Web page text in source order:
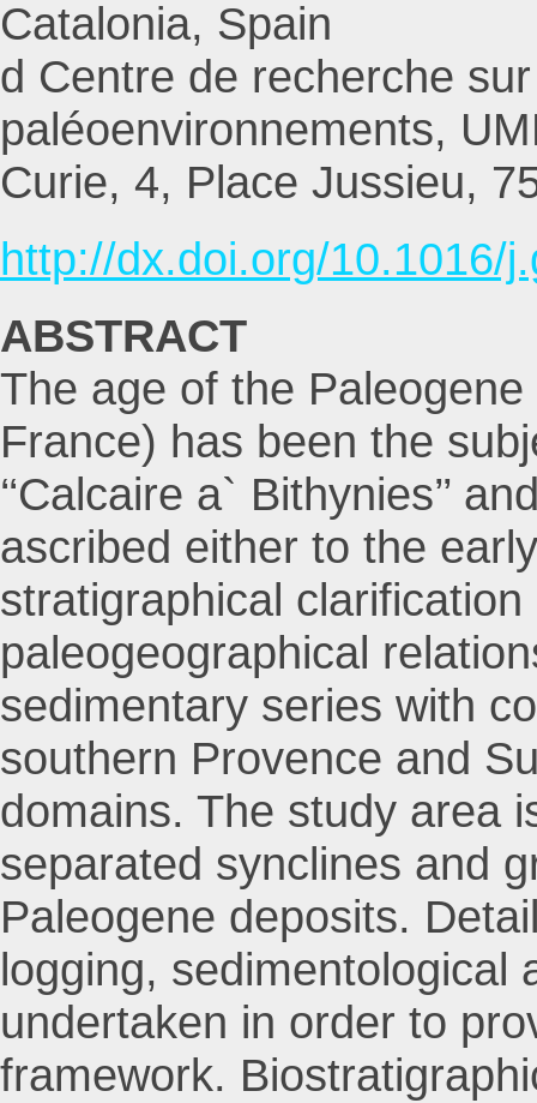
Catalonia, Spain
d Centre de recherche
paléoenvironnements,
Curie, 4, Place Jussieu,
http://dx.doi.org/10.1016/
ABSTRACT
The age of the
France) has been the
‘‘Calcaire a` Bithynies’’
ascribed either to the
stratigraphical
paleogeographical
sedimentary series with
southern Provence and
domains. The study area
separated synclines and
Paleogene deposits.
logging, sedimentological
undertaken in order to
framework.